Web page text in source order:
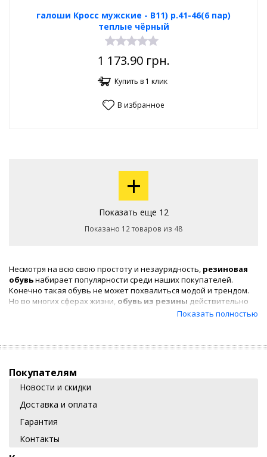
галоши Кросс мужские - В11) р.41-46(6 пар)
теплые чёрный
1 173.90грн.
Купить в 1 клик
В избранное
+
Показать еще 12
Показано 12 товаров из 48
Несмотря на всю свою простоту и незаурядность, резиновая
обувьнабирает популярности среди наших покупателей.
Конечно такая обувь не может похвалиться модой и трендом.
Но во многих сферах жизни, обувь из резины действительно
очень практична. К примеру, на фермерских хозяйствах, в
будет так же полезна на дачном участке или загородном доме в
Обувь из резины устойчиво к погодным условиям и внешним
факторам. Долго держит первоначальную форму. А самое
стремительно растет. На полках нашего интернет магазина
можно найти:
женские и
утеплители для обуви и
Показать полностью
Покупателям
Новости и скидки
Доставка и оплата
Гарантия
Контакты